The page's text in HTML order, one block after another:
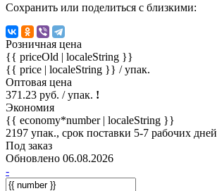
Сохранить или поделиться с близкими:
Розничная цена
{{ priceOld | localeString }}
{{ price | localeString }} / упак.
Оптовая цена
371.23 руб. / упак. !
Экономия
{{ economy*number | localeString }}
2197 упак., срок поставки 5-7 рабочих дней
Под заказ
Обновлено 06.08.2026
-